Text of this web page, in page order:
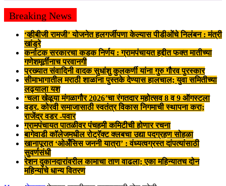
Breaking News
‘व्हीबीजी रामजी’ योजनेत हलगर्जीपणा केल्यास पीडीओंचे निलंबन : मंत्री
खांड्रे
कर्नाटक सरकारचा कडक निर्णय : ग्रामपंचायत हद्दीत फक्त मातीच्या
गणेशमूर्तींनाच परवानगी
प्रख्यात संवादिनी वादक सुधांशु कुलकर्णी यांना गुरु गौरव पुरस्कार
सीमाभागातील मराठी शाळांना पुस्तके देण्यास हालचाल; युवा समितीच्या
लढ्याला यश
‘चला खेळूया मंगळागौर 2026’चा रंगतदार महोत्सव 8 व 9 ऑगस्टला
वडर, कोरवी समाजासाठी स्वतंत्र विकास निगमाची स्थापना करा;
राजेंद्र वडर -पवार
ग्रामपंचायत पातळीवर पंचहमी कमिटीची होणार रचना
बागेवाडी कॉलेजमधील रोट्रॅक्ट क्लबचा उद्या पदग्रहण सोहळा
खानापूरात ‘ओअँसिस जननी यात्रा’ : वंध्यत्वग्रस्त दांपत्यांसाठी
सुवर्णसंधी
रेशन दुकानदारांवरील कामाचा ताण वाढला; एका महिन्यातच दोन
महिन्यांचे धान्य वितरण